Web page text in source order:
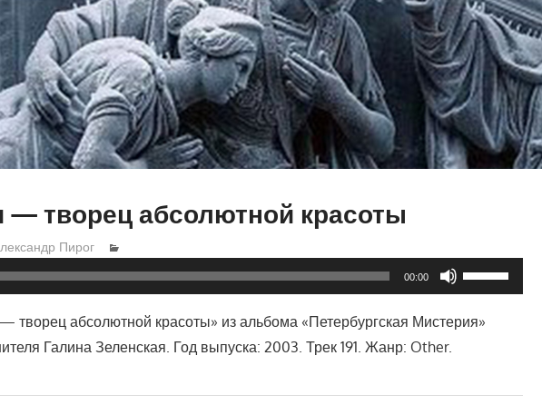
— творец абсолютной красоты
Пирог
00:00
Используйте
клавиши
вверх/
увеличить
творец абсолютной красоты» из альбома «Петербургская Мистерия»
Галина Зеленская. Год выпуска: 2003. Трек 191. Жанр: Other.